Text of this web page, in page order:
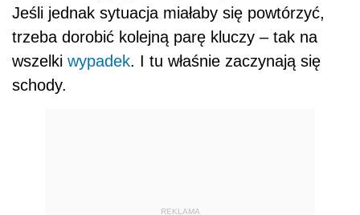
Jeśli jednak sytuacja miałaby się powtórzyć,
trzeba dorobić kolejną parę kluczy – tak na
wszelki wypadek. I tu właśnie zaczynają się
schody.
REKLAMA